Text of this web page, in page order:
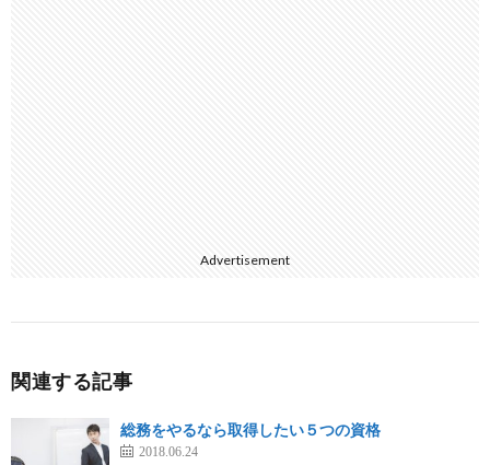
Advertisement
関連する記事
総務をやるなら取得したい５つの資格
2018.06.24